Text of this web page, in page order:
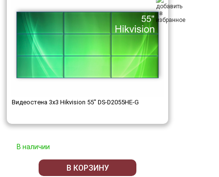
Видеостена 3x3 Hikvision 55" DS-D2055HE-G
В наличии
В КОРЗИНУ